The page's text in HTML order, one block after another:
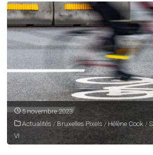
5 novembre 2023
Actualités /Bruxelles Pixels / Hélène Cook /
VI